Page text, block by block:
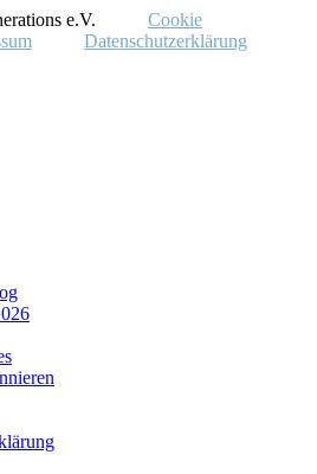
e.V.
Cookie
Datenschutzerklärung